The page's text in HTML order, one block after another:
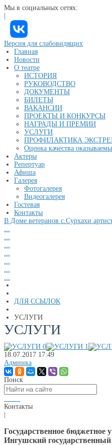
Мы в социальных сетях:
Версия для слабовидящих
Главная
Новости
О театре
ИСТОРИЯ
РУКОВОДСТВО
ДОКУМЕНТЫ
БИЛЕТЫ
ВАКАНСИИ
ПРОЕКТЫ И КОНКУРСЫ
НАГРАДЫ И ПРЕМИИ
УСЛУГИ
ПРОФИЛАКТИКА
Оценка качества
Актеры
Репертуар
Афиша
Галерея
Фотогалерея
Видеогалерея
Гостевая
Контакты
В Доме ветеранов с.Сурхахи
...
...
...
...
...
...
...
ДЛЯ ССЫЛОК
УСЛУГИ
УСЛУГИ
18.07.2017 17:49
Админка
Поиск
Контакты
Государственное бюджетное
Ингушский